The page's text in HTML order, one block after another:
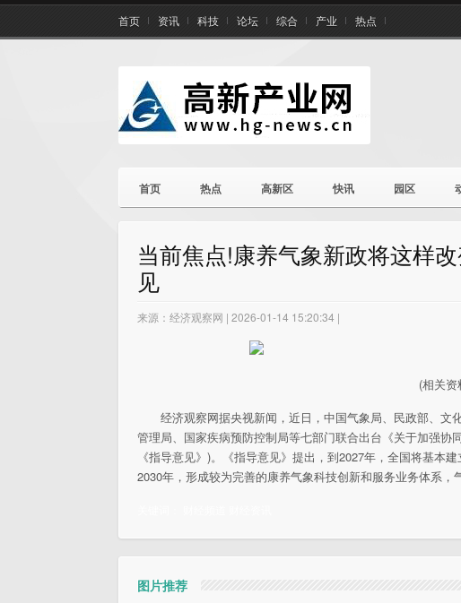
首页 资讯 科技 论坛 综合 产业 热点
首页 热点 高新区 快讯 园区
当前焦点!康养气象新政将这样
见
来源：经济观察网 | 2026-01-14 15:20:34 |
(相关资
经济观察网据央视新闻，近日，中国气象局、民政部、
管理局、国家疾病预防控制局等七部门联合出台《关于加强
《指导意见》)。《指导意见》提出，到2027年，全国将基本
2030年，形成较为完善的康养气象科技创新和服务业务体系，
图片推荐